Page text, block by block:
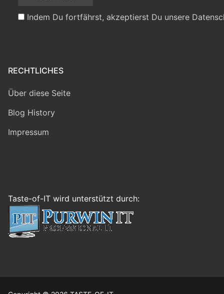
Indem Du fortfährst, akzeptierst Du unsere
RECHTLICHES
Über diese Seite
Blog History
Impressum
Taste-of-IT wird unterstützt durch: